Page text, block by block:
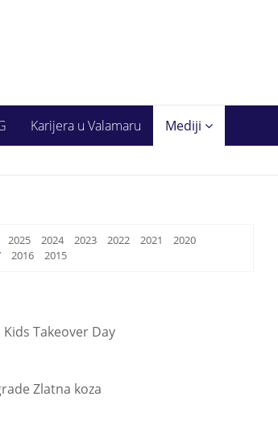
Karijera u Valamaru Mediji
2025 2024 2023 2022 2021
2020
2016 2015
Takeover Day
Zlatna koza